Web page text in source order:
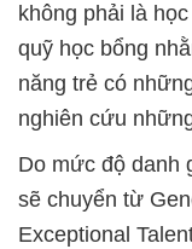
không phải là
quỹ học bổng
năng trẻ có
nghiên cứu
Do mức độ danh
sẽ chuyển từ
Exceptional